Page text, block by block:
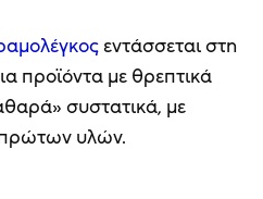
εντάσσεται στη
προϊόντα με θρεπτικά
συστατικά, με
πρώτων υλών.